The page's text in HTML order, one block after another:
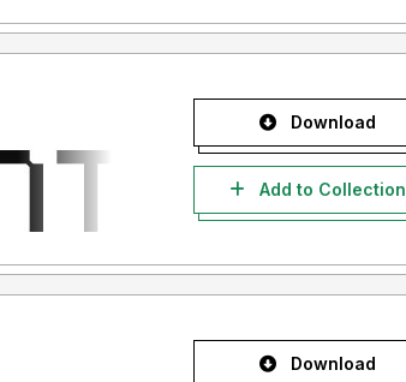
Download
Add to Collection
Download